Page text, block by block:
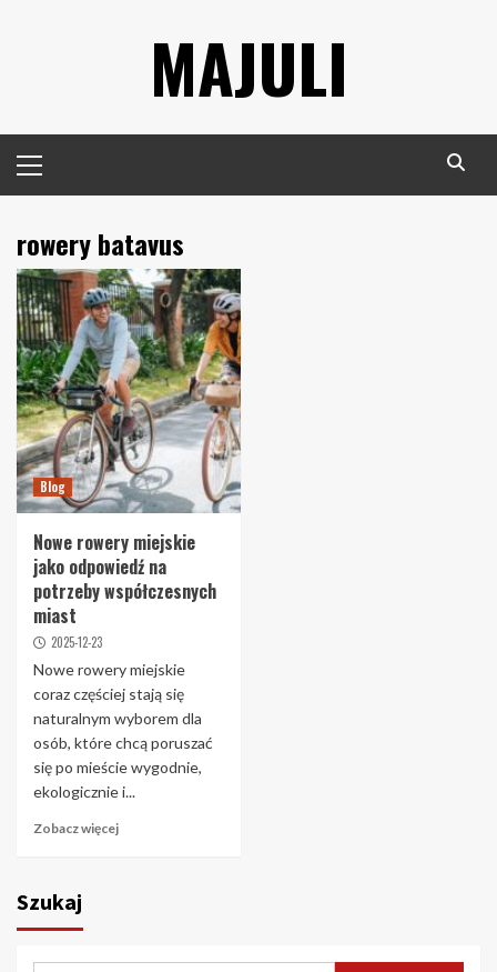
MAJULI
Menu
rowery batavus
Blog
Nowe rowery miejskie
jako odpowiedź na
potrzeby współczesnych
miast
2025-12-23
Nowe rowery miejskie
coraz częściej stają się
naturalnym wyborem dla
osób, które chcą poruszać
się po mieście wygodnie,
ekologicznie i...
Zobacz więcej
Szukaj